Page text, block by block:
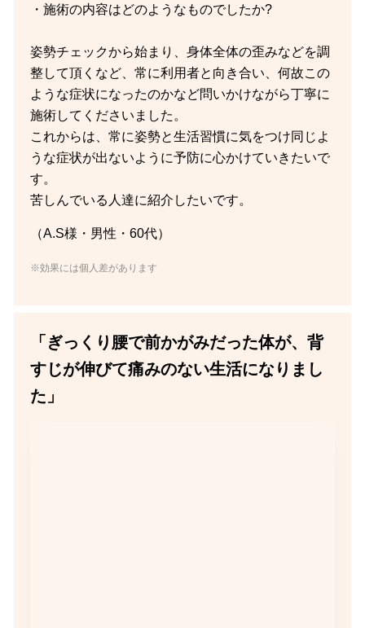
・施術の内容はどのようなものでしたか?
姿勢チェックから始まり、身体全体の歪みなどを調
整して頂くなど、常に利用者と向き合い、何故この
ような症状になったのかなど問いかけながら丁寧に
施術してくださいました。
これからは、常に姿勢と生活習慣に気をつけ同じよ
うな症状が出ないように予防に心かけていきたいで
す。
苦しんでいる人達に紹介したいです。
（A.S様・男性・60代）
※効果には個人差があります
「ぎっくり腰で前かがみだった体が、背
すじが伸びて痛みのない生活になりまし
た」